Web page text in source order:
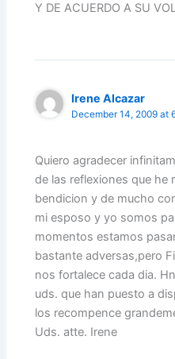
Y DE ACUERDO A SU
Irene Alcazar
December 14, 2009 at
Quiero agradecer
de las reflexiones que he
bendicion y de mucho
mi esposo y yo somos
momentos estamos
bastante adversas,pero
nos fortalece cada dia.
uds. que han puesto a
los recompence
Uds. atte. Irene